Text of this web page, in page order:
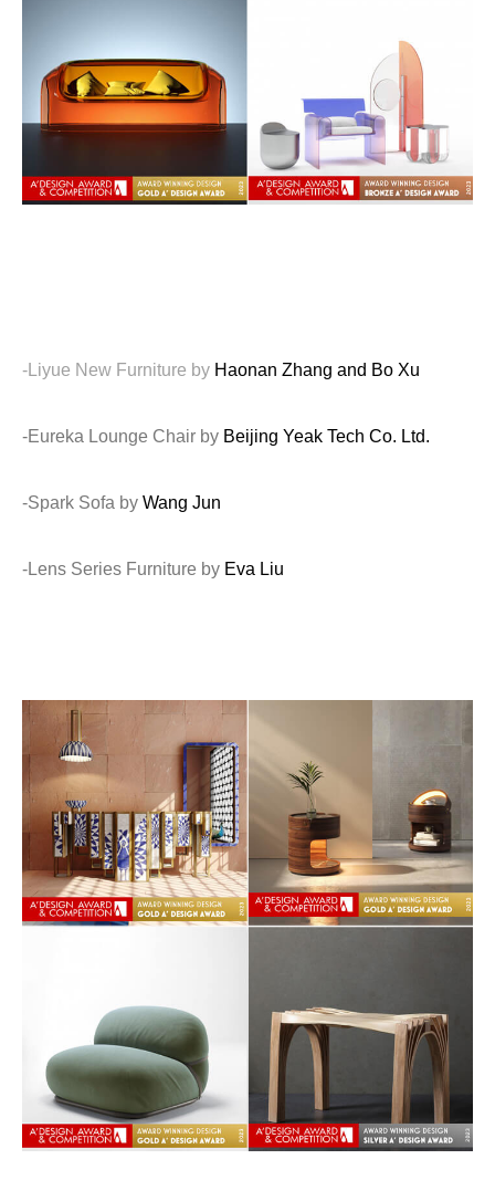
-Liyue New Furniture by Haonan Zhang and Bo Xu
-Eureka Lounge Chair by Beijing Yeak Tech Co. Ltd.
-Spark Sofa by Wang Jun
-Lens Series Furniture by Eva Liu